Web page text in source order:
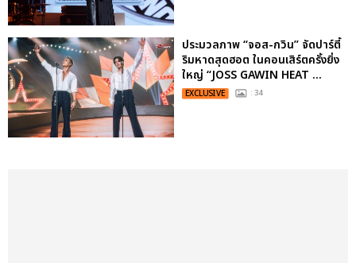
ประมวลภาพ “จอส-กวิน” จัดปาร์ตี้
ริมหาดสุดฮอต ในคอนเสิร์ตครั้งยิ่ง
ใหญ่ “JOSS GAWIN HEAT ...
EXCLUSIVE : 34